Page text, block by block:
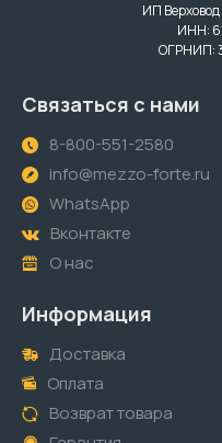
ИП
ИНН:
ОГРНИП:
Связаться с нами
8-800-551-2580
info@mezzo-forte.ru
WhatsApp
Вконтакте
О нас
Информация
Доставка
Оплата
Возврат товара